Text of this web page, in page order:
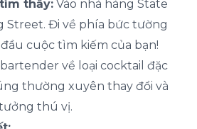
thấy: Vào nhà hàng State
Street. Đi về phía bức tường
cuộc tìm kiếm của bạn!
về loại cocktail đặc
thường xuyên thay đổi và
thú vị.